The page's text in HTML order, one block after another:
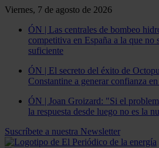
Viernes, 7 de agosto de 2026
ÓN | Las centrales de bombeo
competitiva en España a la que no
suficiente
ÓN | El secreto del éxito de
Constantine a generar confianza
ÓN | Joan Groizard: "Si el
la respuesta desde luego no es la
Suscríbete a nuestra Newsletter